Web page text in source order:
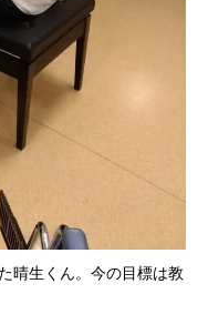
晴生くん。今の目標は教